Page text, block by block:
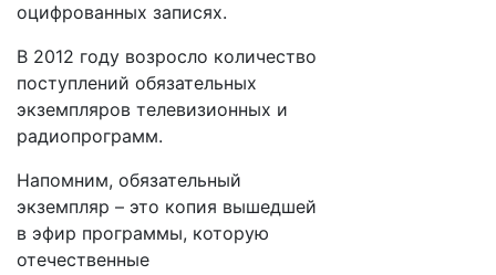
оцифрованных записях.
В 2012 году возросло количество
поступлений обязательных
экземпляров телевизионных и
радиопрограмм.
Напомним, обязательный
экземпляр – это копия вышедшей
в эфир программы, которую
отечественные